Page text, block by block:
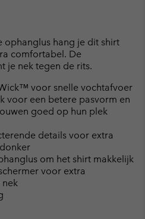
ophanglus hang je dit shirt
comfortabel. De
je nek tegen de rits.
voor snelle vochtafvoer
voor een betere pasvorm en
goed op hun plek
details voor extra
om het shirt makkelijk
voor extra